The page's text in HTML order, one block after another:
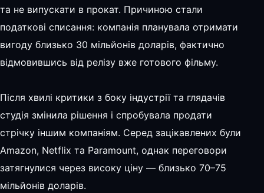
та не випускати в прокат. Причиною стали
податкові списання: компанія планувала отримати
вигоду близько 30 мільйонів доларів, фактично
відмовившись від релізу вже готового фільму.
Після хвилі критики з боку індустрії та глядачів
студія змінила рішення і спробувала продати
стрічку іншим компаніям. Серед зацікавлених були
Amazon, Netflix та Paramount, однак переговори
затягнулися через високу ціну — близько 70–75
мільйонів доларів.